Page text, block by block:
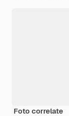
Foto correlate